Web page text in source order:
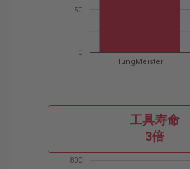
TungMeister
0
50
工具寿命
3倍
800